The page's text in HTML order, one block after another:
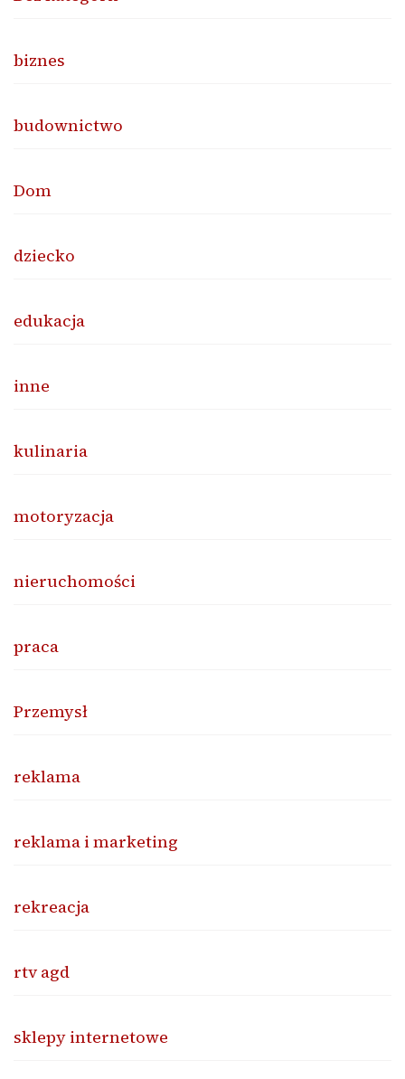
biznes
budownictwo
Dom
dziecko
edukacja
inne
kulinaria
motoryzacja
nieruchomości
praca
Przemysł
reklama
reklama i marketing
rekreacja
rtv agd
sklepy internetowe